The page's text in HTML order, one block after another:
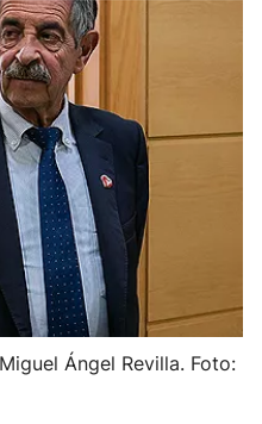
Ángel Revilla. Foto: